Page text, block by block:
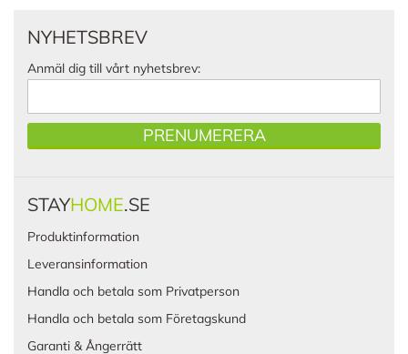
NYHETSBREV
Anmäl dig till vårt nyhetsbrev:
PRENUMERERA
STAYHOME.SE
Produktinformation
Leveransinformation
Handla och betala som Privatperson
Handla och betala som Företagskund
Garanti & Ångerrätt